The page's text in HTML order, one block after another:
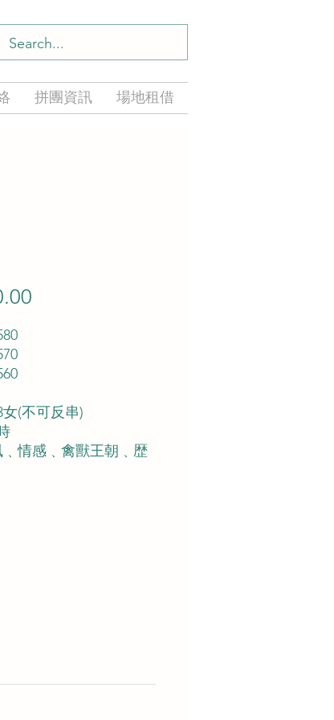
拼團資訊 場地租借
(不可反串)
情感﹑禽獸王朝﹑歴